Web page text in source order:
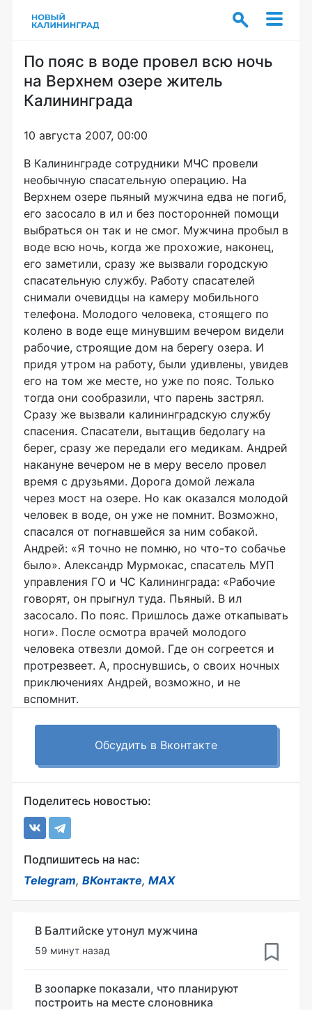
По пояс в воде провел всю ночь
на Верхнем озере житель
Калининграда
10 августа 2007, 00:00
В Калининграде сотрудники МЧС провели
необычную спасательную операцию. На
Верхнем озере пьяный мужчина едва не погиб,
его засосало в ил и без посторонней помощи
выбраться он так и не смог. Мужчина пробыл в
воде всю ночь, когда же прохожие, наконец,
его заметили, сразу же вызвали городскую
спасательную службу. Работу спасателей
снимали очевидцы на камеру мобильного
телефона. Молодого человека, стоящего по
колено в воде еще минувшим вечером видели
рабочие, строящие дом на берегу озера. И
придя утром на работу, были удивлены, увидев
его на том же месте, но уже по пояс. Только
тогда они сообразили, что парень застрял.
Сразу же вызвали калининградскую службу
спасения. Спасатели, вытащив бедолагу на
берег, сразу же передали его медикам. Андрей
накануне вечером не в меру весело провел
время с друзьями. Дорога домой лежала
через мост на озере. Но как оказался молодой
человек в воде, он уже не помнит. Возможно,
спасался от погнавшейся за ним собакой.
Андрей: «Я точно не помню, но что-то собачье
было». Александр Мурмокас, спасатель МУП
управления ГО и ЧС Калининграда: «Рабочие
говорят, он прыгнул туда. Пьяный. В ил
засосало. По пояс. Пришлось даже откапывать
ноги». После осмотра врачей молодого
человека отвезли домой. Где он согреется и
протрезвеет. А, проснувшись, о своих ночных
приключениях Андрей, возможно, и не
вспомнит.
Обсудить в Вконтакте
Поделитесь новостью:
Подпишитесь на нас:
Telegram, ВКонтакте, MAX
В Балтийске утонул мужчина
59 минут назад
В зоопарке показали, что планируют
построить на месте слоновника